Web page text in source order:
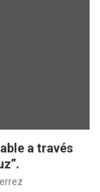
a través